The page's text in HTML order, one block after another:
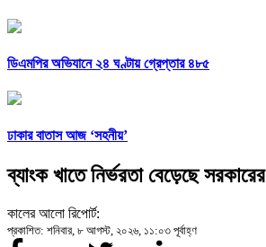
ডিএমপির অভিযানে ২৪ ঘণ্টায় গ্রেপ্তার ৪৮৫
ঢাকার বাতাস আজ ‘সহনীয়’
ব্যাংক খাতে নির্ভরতা বেড়েছে সরকারের
কালের আলো রিপোর্ট:
প্রকাশিত: শনিবার, ৮ আগস্ট, ২০২৬, ১১:০৩ পূর্বাহ্ণ